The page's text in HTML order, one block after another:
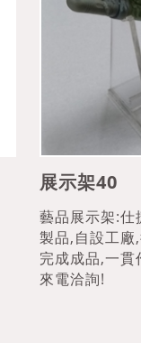
展示架40
藝品展示架:仕
製品,自設工
完成成品,一
來電洽詢!